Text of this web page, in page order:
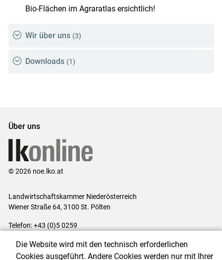
Bio-Flächen im Agraratlas ersichtlich!
Wir über uns (3)
Downloads (1)
Über uns
© 2026 noe.lko.at
Landwirtschaftskammer Niederösterreich
Wiener Straße 64, 3100 St. Pölten
Telefon: +43 (0)5 0259
Impressum|Kontakt|Datenschutzerklärung|Barrierefreiheit|
Die Website wird mit den technisch erforderlichen
Cookies ausgeführt. Andere Cookies werden nur mit Ihrer